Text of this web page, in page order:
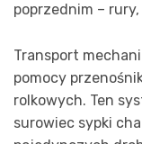
poprzednim –
Transport
pomocy
rolkowych. Ten
surowiec sypki